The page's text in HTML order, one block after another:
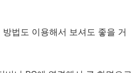
법도 이용해서 보셔도 좋을 거